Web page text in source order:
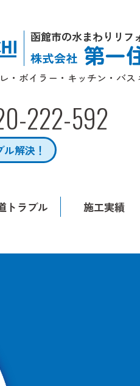
函館市の水まわりリフ
・ボイラー・キッチン・バス
222-592
解決！
トラブル 施工実績